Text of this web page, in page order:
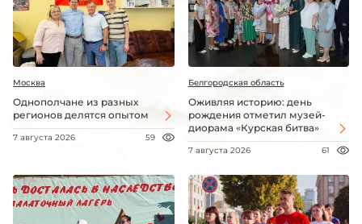
Москва
Однополчане из разных
регионов делятся опытом
7 августа 2026 59
Белгородская область
Оживляя историю: день
рождения отметил музей-
диорама «Курская битва»
7 августа 2026 61